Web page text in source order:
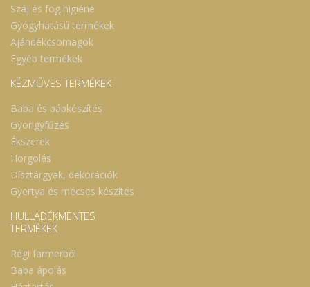
Száj és fog higiéne
Gyógyhatású termékek
Ajándékcsomagok
Egyéb termékek
KÉZMŰVES TERMÉKEK
Baba és bábkészítés
Gyöngyfűzés
Ékszerek
Horgolás
Dísztárgyak, dekorációk
Gyertya és mécses készítés
HULLADÉKMENTES
TERMÉKEK
Régi farmerből
Baba ápolás